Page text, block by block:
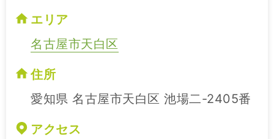
エリア
名古屋市天白区
住所
愛知県 名古屋市天白区 池場二-2405番
アクセス